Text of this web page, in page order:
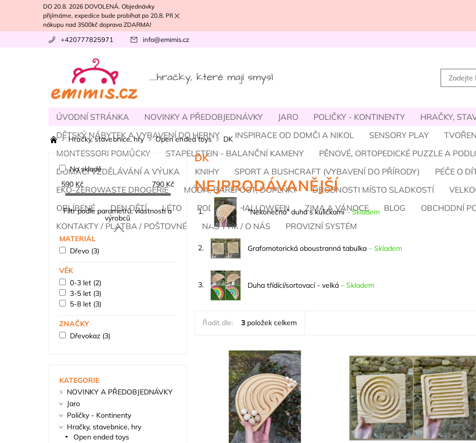
DO 20.8. 2026 DOVOLENÁ. Objednávky
přijímáme, expedice bude probíhat po 20.8. Při
nákupu nad 3500kč doprava ZDARMA!
+420777825971 info@emimis.cz
ÚVODNÍ STRÁNKA NOVINKY A PŘEDOBJEDNÁVKY JARO POLIČKY - KONTINENTY
HRAČKY,
DĚTSKÝ NÁBYTEK A VYBAVENÍ DO HERNY
INSPIRACE OD DOMČI A NIKOL SENSORY PLAY
MONTESSORI POMŮCKY
STAPELSTEIN - BALANČNÍ KAMENY PĚNOVÉ, ORTOPEDICKÉ PUZZLE A
DOMÁCÍ VZDĚLÁVÁNÍ A VÝUKA
KNIHY SPORT A BUSHCRAFT (VYBAVENÍ DO PŘÍRODY)
PÉČE O
EKO-ZEROWASTE DROGERIE
MÓDA, BAREFOOT, DOPLŇKY DROBNOSTI MÍSTO SLADKOSTÍ
OBLÍBENÉ
DEN DĚTÍ LÉTO PODZIM A HALLOWEEN ZIMA A VÁNOCE BLOG
OBCHODNÍ
KONTAKTY / PLATBA / POŠTOVNÉ
NÁŠ TÝM / O NÁS PROVIZNÍ SYSTÉM
Hračky, stavebnice, hry Open ended toys DK
DK
NEJPRODÁVANĚJŠÍ
1. "Nekonečná" duha s kuličkami–Skladem
2. Grafomotorická oboustranná tabulka – Skladem
3. Duha třídící/sortovací - velká – Skladem
Řadit dle: 3položek celkem
Na skladě
590Kč 790Kč
Filtr podle parametrů, vlastností a
výrobců
MATERIÁL
Dřevo (3)
VĚK
0-3 let (2)
3-5 let (3)
5-8 let (3)
ZNAČKY
Dřevokaz (3)
KATEGORIE
NOVINKY A PŘEDOBJEDNÁVKY
Jaro
Poličky - Kontinenty
Hračky, stavebnice, hry
Open ended toys